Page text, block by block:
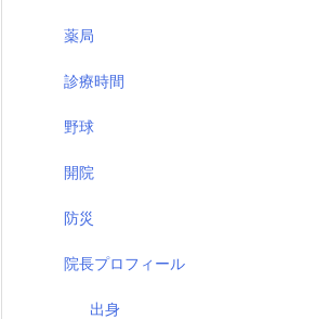
薬局
診療時間
野球
開院
防災
院長プロフィール
出身